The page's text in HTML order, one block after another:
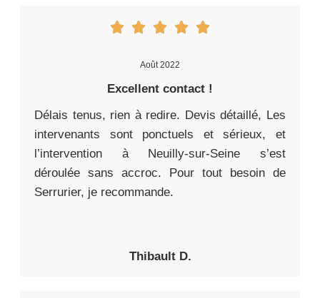
Août 2022
Excellent contact !
Délais tenus, rien à redire. Devis détaillé, Les
intervenants sont ponctuels et sérieux, et
l’intervention à Neuilly-sur-Seine s’est
déroulée sans accroc. Pour tout besoin de
Serrurier, je recommande.
Thibault D.